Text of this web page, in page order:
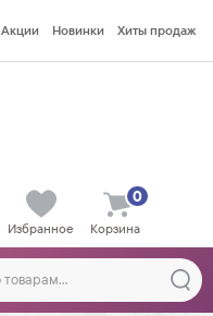
Акции Новинки Хиты продаж
Избранное Корзина
0